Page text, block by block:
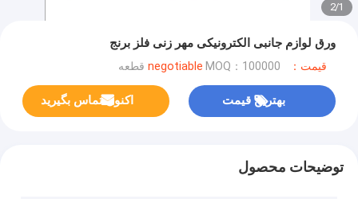
1
/
2
ورق لوازم جانبی الکترونیکی مهر زنی فلز برنج
قیمت：negotiable MOQ：100000 قطعه
بهترین قیمت اکنون تماس بگیرید
توضیحات محصول